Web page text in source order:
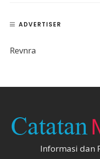
ADVERTISER
Revnra
Informasi dan